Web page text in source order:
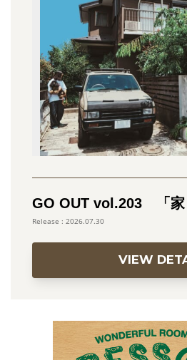
GO OUT vol.203 「家
2026.07.30
VIEW